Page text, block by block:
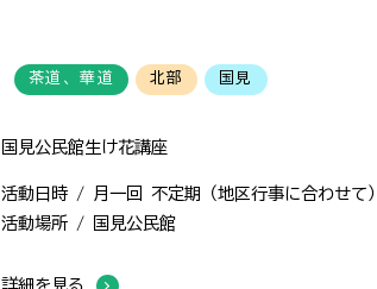
茶道、華道 北部 国見
国見公民館生け花講座
活動日時 / 月一回 不定期（地区行事に合わせて）
活動場所 / 国見公民館
詳細を見る